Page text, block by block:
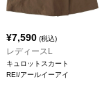
¥7,590 (税込)
レディースL
キュロットスカート
REI/アールイーアイ